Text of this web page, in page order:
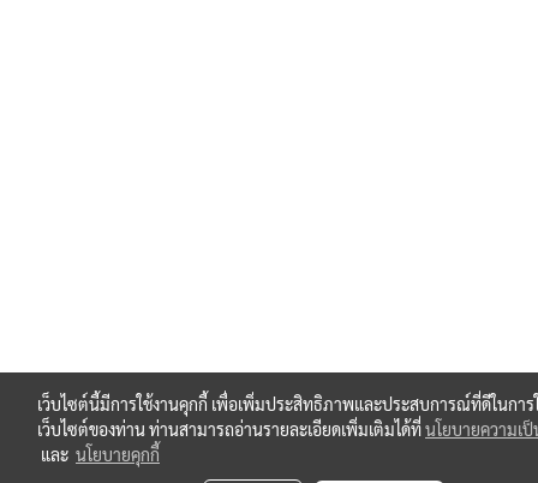
เว็บไซต์นี้มีการใช้งานคุกกี้ เพื่อเพิ่มประสิทธิภาพและประสบการณ์ที่ดีในการ
เว็บไซต์ของท่าน ท่านสามารถอ่านรายละเอียดเพิ่มเติมได้ที่นโยบายความเ
และ นโยบายคุกกี้